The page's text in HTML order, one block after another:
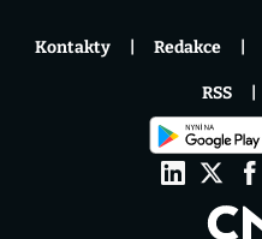
Kontakty Redakce
RSS